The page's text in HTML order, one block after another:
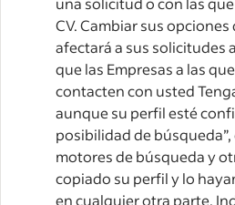
CV. Cambiar sus
afectará a sus solicitudes
que las Empresas a las
contacten con usted
aunque su perfil esté
posibilidad de
motores de búsqueda y
copiado su perfil y lo
en cualquier otra parte.